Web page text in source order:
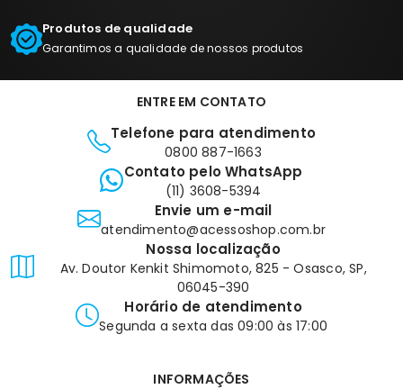
Produtos de qualidade
Garantimos a qualidade de nossos produtos
ENTRE EM CONTATO
Telefone para atendimento
0800 887-1663
Contato pelo WhatsApp
(11) 3608-5394
Envie um e-mail
atendimento@acessoshop.com.br
Nossa localização
Av. Doutor Kenkit Shimomoto, 825 - Osasco, SP,
06045-390
Horário de atendimento
Segunda a sexta das 09:00 às 17:00
INFORMAÇÕES